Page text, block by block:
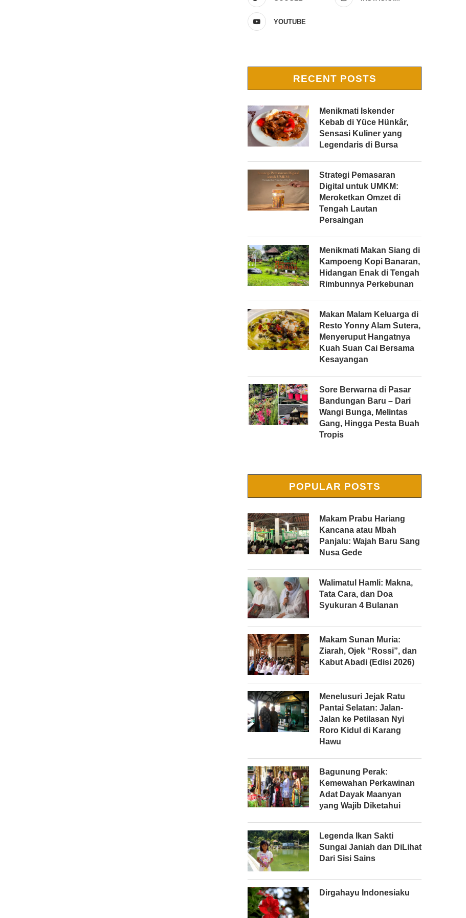
YOUTUBE
RECENT POSTS
Menikmati Iskender
Kebab di Yüce Hünkâr,
Sensasi Kuliner yang
Legendaris di Bursa
Strategi Pemasaran
Digital untuk UMKM:
Meroketkan Omzet di
Tengah Lautan
Persaingan
Menikmati Makan Siang di
Kampoeng Kopi Banaran,
Hidangan Enak di Tengah
Rimbunnya Perkebunan
Makan Malam Keluarga di
Resto Yonny Alam Sutera,
Menyeruput Hangatnya
Kuah Suan Cai Bersama
Kesayangan
Sore Berwarna di Pasar
Bandungan Baru – Dari
Wangi Bunga, Melintas
Gang, Hingga Pesta Buah
Tropis
POPULAR POSTS
Makam Prabu Hariang
Kancana atau Mbah
Panjalu: Wajah Baru Sang
Nusa Gede
Walimatul Hamli: Makna,
Tata Cara, dan Doa
Syukuran 4 Bulanan
Makam Sunan Muria:
Ziarah, Ojek “Rossi”, dan
Kabut Abadi (Edisi 2026)
Menelusuri Jejak Ratu
Pantai Selatan: Jalan-
Jalan ke Petilasan Nyi
Roro Kidul di Karang
Hawu
Bagunung Perak:
Kemewahan Perkawinan
Adat Dayak Maanyan
yang Wajib Diketahui
Legenda Ikan Sakti
Sungai Janiah dan DiLihat
Dari Sisi Sains
Dirgahayu Indonesiaku